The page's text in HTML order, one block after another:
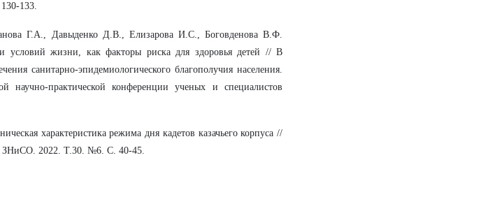
133.
Г.А., Давыденко Д.В., Елизарова И.С., Боговденова В.Ф.
условий жизни, как факторы риска для здоровья детей // В
санитарно-эпидемиологического благополучия населения.
научно-практической конференции ученых и специалистов
характеристика режима дня кадетов казачьего корпуса //
- ЗНиСО. 2022. Т.30. №6. С. 40-45.